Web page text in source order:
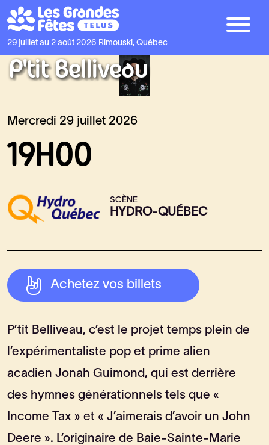
29 juillet au 2 août 2026 Rimouski, Québec
P’tit Belliveau
Mercredi 29 juillet 2026
19H00
SCÈNE
HYDRO-QUÉBEC
Achetez vos billets
P’tit Belliveau, c’est le projet temps plein de
l’expérimentaliste pop et prime alien
acadien Jonah Guimond, qui est derrière
des hymnes générationnels tels que «
Income Tax » et « J’aimerais d’avoir un John
Deere ». L’originaire de Baie-Sainte-Marie